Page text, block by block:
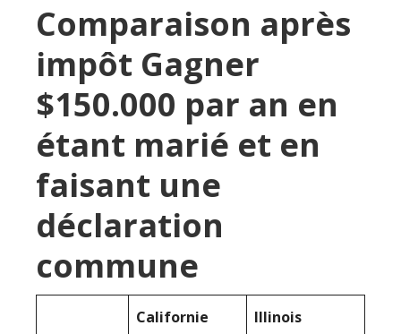
Comparaison après
impôt Gagner
$150.000 par an en
étant marié et en
faisant une
déclaration
commune
Californie Illinois